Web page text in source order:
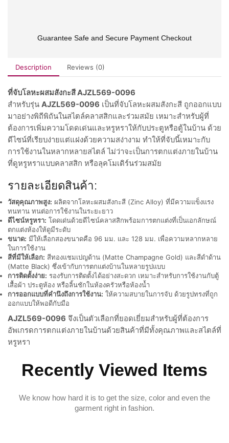
Guarantee Safe and Secure Payment Checkout
Description Reviews (0)
ที่จับโลหะผสมสังกะสี AJZL569-0096
สำหรับรุ่น AJZL569-0096 เป็นที่จับโลหะผสมสังกะสี ถูกออกแบบ
มาอย่างพิถีพิถันในสไตล์คลาสสิกและร่วมสมัย เหมาะสำหรับผู้ที่
ต้องการเพิ่มความโดดเด่นและหรูหราให้กับประตูหรือตู้ในบ้าน ด้วย
ดีไซน์ที่เรียบง่ายแต่แฝงด้วยความสง่างาม ทำให้ที่จับนี้เหมาะกับ
การใช้งานในหลากหลายสไตล์ ไม่ว่าจะเป็นการตกแต่งภายในบ้าน
ที่ดูหรูหราแบบคลาสสิก หรือลุคโมเดิร์นร่วมสมัย
รายละเอียดสินค้า:
วัสดุคุณภาพสูง: ผลิตจากโลหะผสมสังกะสี (Zinc Alloy) ที่มีความแข็งแรง
ทนทาน ทนต่อการใช้งานในระยะยาว
ดีไซน์หรูหรา: โดดเด่นด้วยดีไซน์คลาสสิกพร้อมการตกแต่งที่เป็นเอกลักษณ์
ตกแต่งห้องให้ดูมีระดับ
ขนาด: มีให้เลือกสองขนาดคือ 96 มม. และ 128 มม. เพื่อความหลากหลาย
ในการใช้งาน
สีที่มีให้เลือก: สีทองแชมเปญด้าน (Matte Champagne Gold) และสีดำด้าน
(Matte Black) ซึ่งเข้ากับการตกแต่งบ้านในหลายรูปแบบ
การติดตั้งง่าย: รองรับการติดตั้งได้อย่างสะดวก เหมาะสำหรับการใช้งานกับตู้
เสื้อผ้า ประตูห้อง หรือลิ้นชักในห้องครัวหรือห้องน้ำ
การออกแบบที่คำนึงถึงการใช้งาน: ให้ความสบายในการจับ ด้วยรูปทรงที่ถูก
ออกแบบให้พอดีกับมือ
AJZL569-0096 จึงเป็นตัวเลือกที่ยอดเยี่ยมสำหรับผู้ที่ต้องการ
อัพเกรดการตกแต่งภายในบ้านด้วยสินค้าที่มีทั้งคุณภาพและสไตล์ที่
หรูหรา
Recently Viewed Items
We know how hard it is to get the size, color and even the
garment right in fashion.